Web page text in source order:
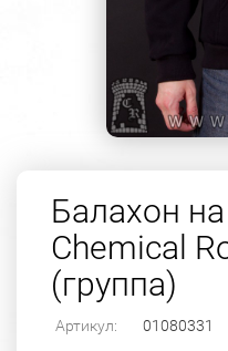
Балахон
Chemical
(группа)
Артикул: 01080331